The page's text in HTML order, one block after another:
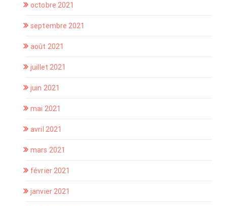
octobre 2021
septembre 2021
août 2021
juillet 2021
juin 2021
mai 2021
avril 2021
mars 2021
février 2021
janvier 2021